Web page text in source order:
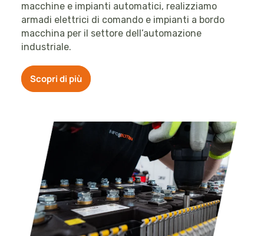
macchine e impianti automatici, realizziamo
armadi elettrici di comando e impianti a bordo
macchina per il settore dell’automazione
industriale.
Scopri di più